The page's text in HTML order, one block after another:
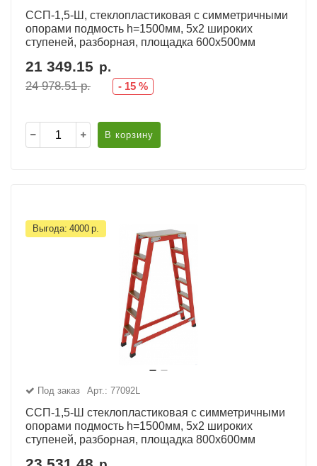
ССП-1,5-Ш, стеклопластиковая с симметричными
опорами подмость h=1500мм, 5х2 широких
ступеней, разборная, площадка 600х500мм
21 349.15 р.
24 978.51р. - 15 %
В корзину
Выгода: 4000 р.
Под заказ Арт.: 77092L
ССП-1,5-Ш стеклопластиковая с симметричными
опорами подмость h=1500мм, 5х2 широких
ступеней, разборная, площадка 800х600мм